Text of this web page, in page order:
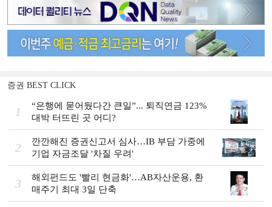
증권 BEST CLICK
1
“은행에 묻어뒀다간 큰일”... 퇴직연금 123%
대박 터뜨린 곳 어디?
2
깐깐해진 증권신고서 심사…IB 부담 가중에
기업 자금조달 '차질 우려'
3
해외펀드도 '빨리 현금화'…AB자산운용, 환
매주기 최대 3일 단축